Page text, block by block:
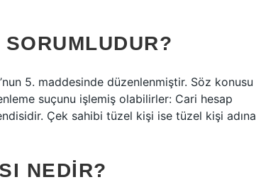
5. maddesinde düzenlenmiştir. Söz konusu
suçunu işlemiş olabilirler: Cari hesap
Çek sahibi tüzel kişi ise tüzel kişi adına
NEDIR?